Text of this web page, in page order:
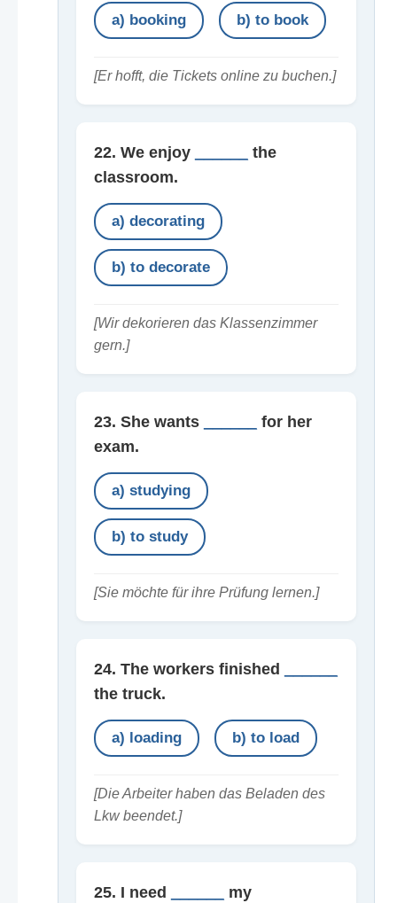
a) booking b) to book
[Er hofft, die Tickets online zu buchen.]
22. We enjoy
the
classroom.
a) decorating
b) to decorate
[Wir dekorieren das Klassenzimmer
gern.]
23. She wants
for her
exam.
a) studying
b) to study
[Sie möchte für ihre Prüfung lernen.]
24. The workers finished
the truck.
a) loading b) to load
[Die Arbeiter haben das Beladen des
Lkw beendet.]
25. I need
my